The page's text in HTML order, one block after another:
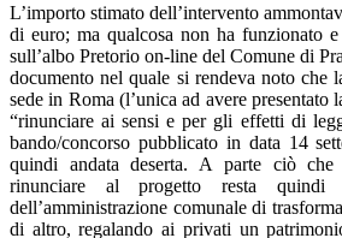
L’importo stimato dell’intervento
di euro; ma qualcosa non ha funzionato e
sull’albo Pretorio on-line del Comune di
documento nel quale si rendeva noto che
sede in Roma (l’unica ad avere
“rinunciare ai sensi e per gli effetti di
bando/concorso pubblicato in data 14
quindi andata deserta. A parte ciò
rinunciare al progetto resta
dell’amministrazione comunale di
di altro, regalando ai privati un